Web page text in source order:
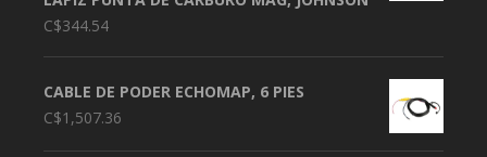
C$344.54
CABLE DE PODER ECHOMAP, 6 PIES
C$1,507.36